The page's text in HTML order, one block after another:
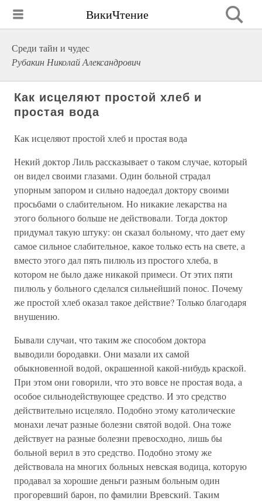
ВикиЧтение
Среди тайн и чудес
Рубакин Николай Александрович
Как исцеляют простой хлеб и
простая вода
Как исцеляют простой хлеб и простая вода
Некий доктор Лиль рассказывает о таком случае, который
он видел своими глазами. Один больной страдал
упорным запором и сильно надоедал доктору своими
просьбами о слабительном. Но никакие лекарства на
этого больного больше не действовали. Тогда доктор
придумал такую штуку: он сказал больному, что дает ему
самое сильное слабительное, какое только есть на свете, а
вместо этого дал пять пилюль из простого хлеба, в
котором не было даже никакой примеси. От этих пяти
пилюль у больного сделался сильнейший понос. Почему
же простой хлеб оказал такое действие? Только благодаря
внушению.
Бывали случаи, что таким же способом доктора
выводили бородавки. Они мазали их самой
обыкновенной водой, окрашенной какой-нибудь краской.
При этом они говорили, что это вовсе не простая вода, а
особое сильнодействующее средство. И это средство
действительно исцеляло. Подобно этому католические
монахи лечат разные болезни святой водой. Она тоже
действует на разные болезни превосходно, лишь бы
больной верил в это средство. Подобно этому же
действовала на многих больных невская водица, которую
продавал за хорошие деньги разным больным один
прогоревший барон, по фамилии Вревский. Таким